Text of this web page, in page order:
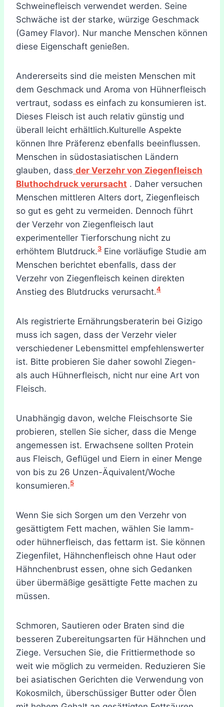
Schweinefleisch verwendet werden. Seine
Schwäche ist der starke, würzige Geschmack
(Gamey Flavor). Nur manche Menschen können
diese Eigenschaft genießen.
Andererseits sind die meisten Menschen mit
dem Geschmack und Aroma von Hühnerfleisch
vertraut, sodass es einfach zu konsumieren ist.
Dieses Fleisch ist auch relativ günstig und
überall leicht erhältlich.Kulturelle Aspekte
können Ihre Präferenz ebenfalls beeinflussen.
Menschen in südostasiatischen Ländern
glauben, dass der Verzehr von Ziegenfleisch
Bluthochdruck verursacht . Daher versuchen
Menschen mittleren Alters dort, Ziegenfleisch
so gut es geht zu vermeiden. Dennoch führt
der Verzehr von Ziegenfleisch laut
experimenteller Tierforschung nicht zu
erhöhtem Blutdruck.3 Eine vorläufige Studie am
Menschen berichtet ebenfalls, dass der
Verzehr von Ziegenfleisch keinen direkten
Anstieg des Blutdrucks verursacht.4
Als registrierte Ernährungsberaterin bei Gizigo
muss ich sagen, dass der Verzehr vieler
verschiedener Lebensmittel empfehlenswerter
ist. Bitte probieren Sie daher sowohl Ziegen-
als auch Hühnerfleisch, nicht nur eine Art von
Fleisch.
Unabhängig davon, welche Fleischsorte Sie
probieren, stellen Sie sicher, dass die Menge
angemessen ist. Erwachsene sollten Protein
aus Fleisch, Geflügel und Eiern in einer Menge
von bis zu 26 Unzen-Äquivalent/Woche
konsumieren.5
Wenn Sie sich Sorgen um den Verzehr von
gesättigtem Fett machen, wählen Sie lamm-
oder hühnerfleisch, das fettarm ist. Sie können
Ziegenfilet, Hähnchenfleisch ohne Haut oder
Hähnchenbrust essen, ohne sich Gedanken
über übermäßige gesättigte Fette machen zu
müssen.
Schmoren, Sautieren oder Braten sind die
besseren Zubereitungsarten für Hähnchen und
Ziege. Versuchen Sie, die Frittiermethode so
weit wie möglich zu vermeiden. Reduzieren Sie
bei asiatischen Gerichten die Verwendung von
Kokosmilch, überschüssiger Butter oder Ölen